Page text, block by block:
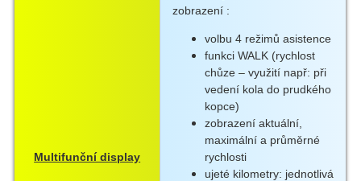
Multifunční display
zobrazení :
volbu 4 režimů asistence
funkci WALK (rychlost
chůze – využití např: při
vedení kola do prudkého
kopce)
zobrazení aktuální,
maximální a průměrné
rychlosti
ujeté kilometry: jednotlivá